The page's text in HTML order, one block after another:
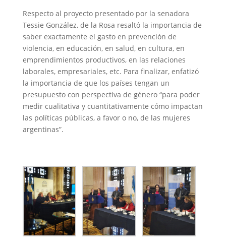
Respecto al proyecto presentado por la senadora
Tessie González, de la Rosa resaltó la importancia de
saber exactamente el gasto en prevención de
violencia, en educación, en salud, en cultura, en
emprendimientos productivos, en las relaciones
laborales, empresariales, etc. Para finalizar, enfatizó
la importancia de que los países tengan un
presupuesto con perspectiva de género “para poder
medir cualitativa y cuantitativamente cómo impactan
las políticas públicas, a favor o no, de las mujeres
argentinas”.